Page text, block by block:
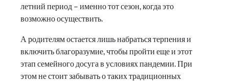
летний период – именно тот сезон, когда это
возможно осуществить.
А родителям остается лишь набраться терпения и
включить благоразумие, чтобы пройти еще и этот
этап семейного досуга в условиях пандемии. При
этом не стоит забывать о таких традиционных